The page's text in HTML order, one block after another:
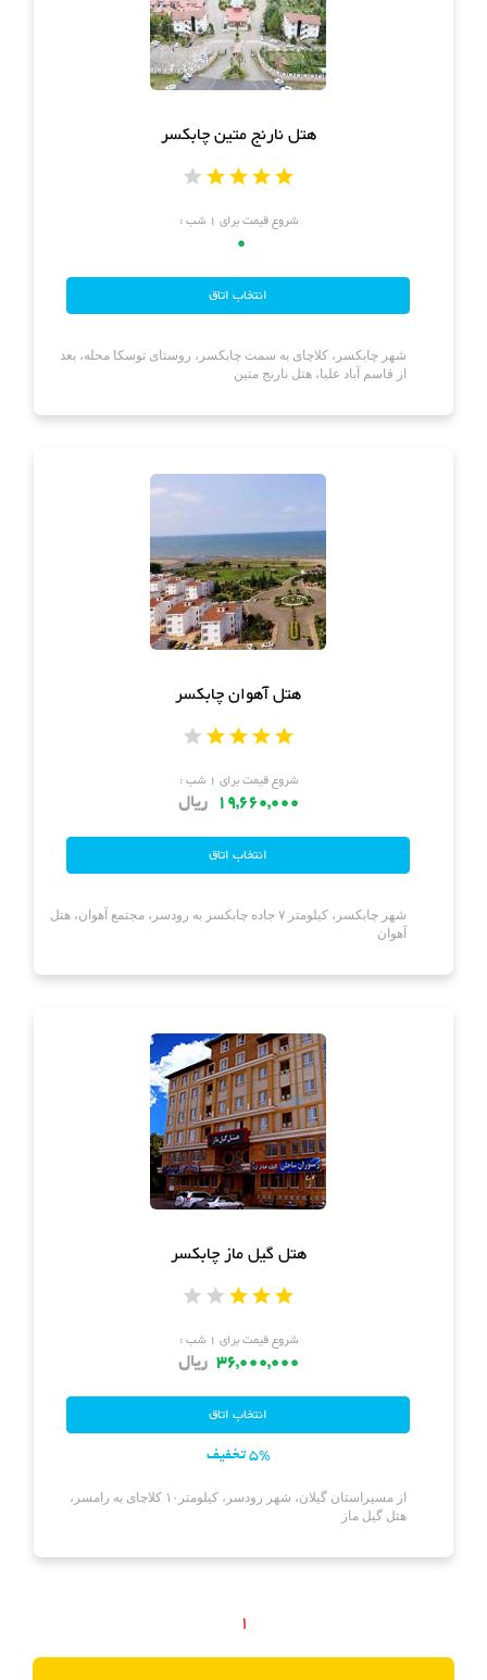
هتل نارنج متین چابکسر
شروع قیمت برای ۱ شب :
0
شهر چابکسر، کلاچای به سمت چابکسر، روستای توسکا محله، بعد
از قاسم آباد علیا، هتل نارنج متین
هتل آهوان چابکسر
شروع قیمت برای ۱ شب :
19,660,000 ریال
شهر چابکسر، کیلومتر ۷ جاده چابکسر به رودسر، مجتمع آهوان، هتل
آهوان
هتل گیل ماز چابکسر
شروع قیمت برای ۱ شب :
36,000,000 ریال
5% تخفیف
از مسیراستان گیلان، شهر رودسر، کیلومتر۱۰ کلاچای به رامسر،
هتل گیل ماز
1